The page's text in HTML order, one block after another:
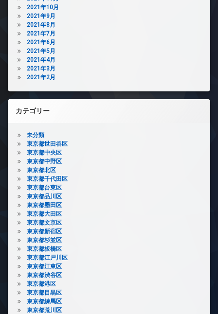
2021年10月
2021年9月
2021年8月
2021年7月
2021年6月
2021年5月
2021年4月
2021年3月
2021年2月
カテゴリー
未分類
東京都世田谷区
東京都中央区
東京都中野区
東京都北区
東京都千代田区
東京都台東区
東京都品川区
東京都墨田区
東京都大田区
東京都文京区
東京都新宿区
東京都杉並区
東京都板橋区
東京都江戸川区
東京都江東区
東京都渋谷区
東京都港区
東京都目黒区
東京都練馬区
東京都荒川区